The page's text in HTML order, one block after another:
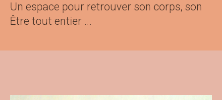
Un espace pour retrouver son corps, son
Être tout entier ...